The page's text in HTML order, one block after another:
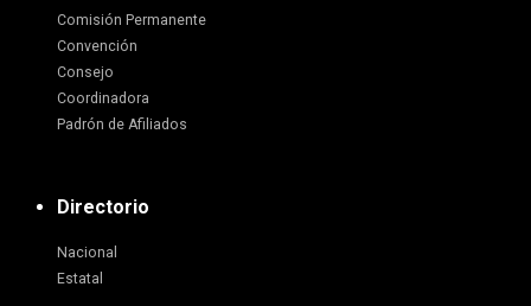
Comisión Permanente
Convención
Consejo
Coordinadora
Padrón de Afiliados
Directorio
Nacional
Estatal